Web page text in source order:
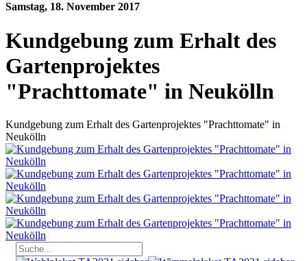
Samstag, 18. November 2017
Kundgebung zum Erhalt des
Gartenprojektes
"Prachttomate" in Neukölln
Kundgebung zum Erhalt des Gartenprojektes "Prachttomate" in
Neukölln